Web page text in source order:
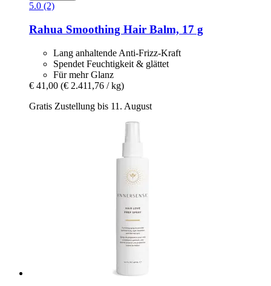
5.0 (2)
Rahua Smoothing Hair Balm, 17 g
Lang anhaltende Anti-Frizz-Kraft
Spendet Feuchtigkeit & glättet
Für mehr Glanz
€ 41,00 (€ 2.411,76 / kg)
Gratis Zustellung bis 11. August